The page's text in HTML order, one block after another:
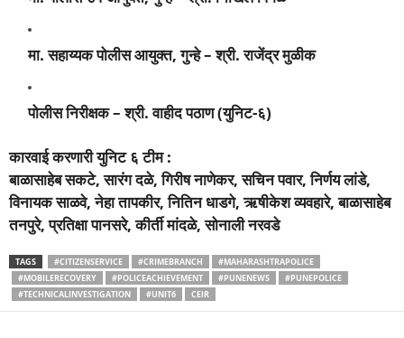
मा. सहाय्यक पोलीस आयुक्त, गुन्हे – श्री. राजेंद्र मुळीक
पोलीस निरीक्षक – श्री. वाहीद पठाण (युनिट-६)
कारवाई करणारी युनिट ६ टीम :
बाळासाहेब सकटे, सारंग दळे, गिरीष नाणेकर, सचिन पवार, निर्णय लांडे,
विनायक साळवे, नेहा तापकीर, नितिन धाडगे, ऋषीकेश व्यवहारे, बाळासाहेब
तनपुरे, प्रतिक्षा पानसरे, कीर्ती मांदळे, सोनाली नरवडे
TAGS #CITIZENSERVICE #CRIMEBRANCH
#MAHARASHTRAPOLICE
#MOBILERECOVERY
#POLICEACHIEVEMENT #PUNENEWS
#PUNEPOLICE
#TECHNICALINVESTIGATION
#UNIT6 CEIR